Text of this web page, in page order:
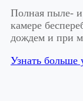
Полная пыле- и
камере
дождем и при
Узнать больше